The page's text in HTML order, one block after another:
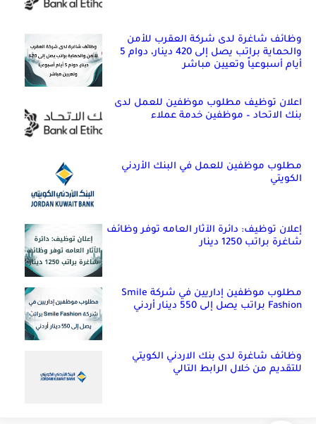
وظائف شاغرة لدى شركة العقرب للأمن
والحماية براتب يصل إلى 420 دينار، دوام 5
أيام أسبوعياً وتعيين مباشر
اعلان توظيف مطلوب موظفين للعمل لدى
بنك الاتحاد – موظفين خدمة عملاء
مطلوب موظفين للعمل في البنك الأردني
الكويتي
إعلان توظيف: دائرة الآثار العامه توفر وظائف
شاغرة براتب 1250 دينار
مطلوب موظفين إداريين في شركة Smile
Fashion براتب يصل إلى 550 دينار أردني
وظائف شاغرة لدى بنك الاردني الكويتي
للتقديم من خلال الرابط التالي